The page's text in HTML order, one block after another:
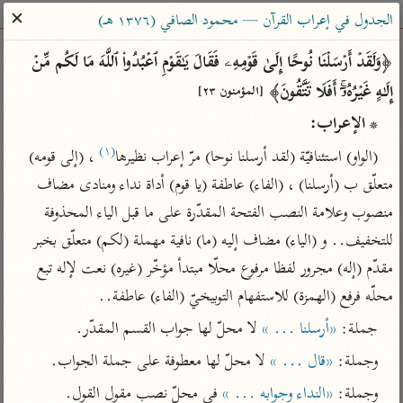
ساهم معنا في نشر القرآن والعلم الشرعي
الباحث القرآني
بحث تفسير علوم
Type 2 or more characters for results.
Type 1 or more
characters for results.
أمّهات
تفسير الطبري
تفسير ابن كثير
تفسير القرطبي
تفسير البغوي
عامّة
فتح البيان للقنوجي
فتح القدير للشوكاني
تفسير ابن جزي
موسوعات
معاصرة
الميسر
المختصر في
تفسير السعدي
أيسر التفاسير
الجدول في إعراب القرآن — محمود الصافي (١٣٧٦ هـ)
✕
إِلَـٰهٍ غَیۡرُهُۥۤۚ أَفَلَا تَتَّقُونَ﴾ [المؤمنون ٢٣]
* الإعراب:
(الواو) استئنافيّة (لقد أرسلنا نوحا) مرّ إعراب نظيرها(١)
للتخفيف.. و (الياء) مضاف إليه (ما) نافية مهملة (لكم) متعلّق بخبر
محلّه فرفع (الهمزة) للاستفهام التوبيخيّ (الفاء) عاطفة..
جملة: «أرسلنا ... » لا محلّ لها جواب القسم المقدّر.
وجملة: «قال ... » لا محلّ لها معطوفة على جملة الجواب.
وجملة: «النداء وجوابه ... » في محلّ نصب مقول القول.